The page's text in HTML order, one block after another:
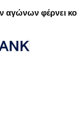
αγώνων φέρνει